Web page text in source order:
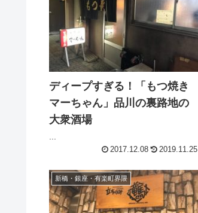
ディープすぎる！「もつ焼き
マーちゃん」品川の裏路地の
大衆酒場
2017.12.08 2019.11.25
新橋・銀座・有楽町界隈